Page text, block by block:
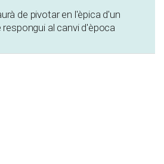
de pivotar en l'èpica d'un
al canvi d'època